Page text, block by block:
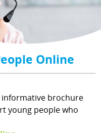
Online
informative brochure
young people who